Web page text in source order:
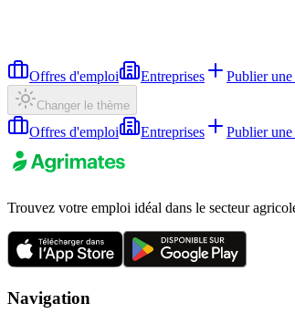
Offres d'emploi Entreprises Publier
Changer le thème
Offres d'emploi Entreprises Publier
Trouvez votre emploi idéal dans le secteur
Navigation